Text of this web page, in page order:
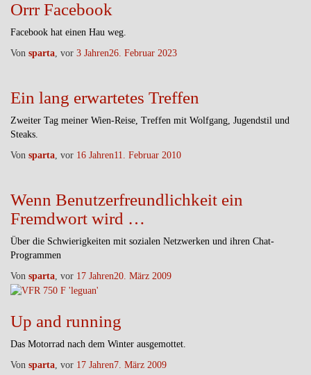
Orrr Facebook
Facebook hat einen Hau weg.
Von sparta, vor 3 Jahren26. Februar 2023
Ein lang erwartetes Treffen
Zweiter Tag meiner Wien-Reise, Treffen mit Wolfgang, Jugendstil und
Steaks.
Von sparta, vor 16 Jahren11. Februar 2010
Wenn Benutzerfreundlichkeit ein
Fremdwort wird …
Über die Schwierigkeiten mit sozialen Netzwerken und ihren Chat-
Programmen
Von sparta, vor 17 Jahren20. März 2009
Up and running
Das Motorrad nach dem Winter ausgemottet.
Von sparta , vor 17 Jahren7. März 2009